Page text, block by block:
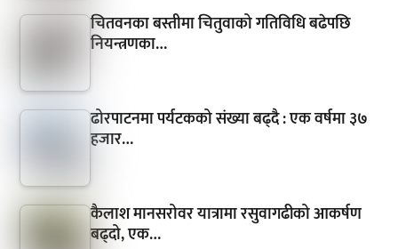
चितवनका बस्तीमा चितुवाको गतिविधि बढेपछि
नियन्त्रणका…
ढोरपाटनमा पर्यटकको संख्या बढ्दै : एक वर्षमा ३७
हजार…
कैलाश मानसरोवर यात्रामा रसुवागढीको आकर्षण
बढ्दो, एक…